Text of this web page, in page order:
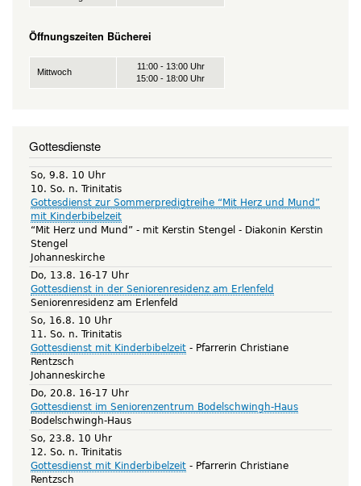
Öffnungszeiten Bücherei
Mittwoch
11:00 - 13:00 Uhr
15:00 - 18:00 Uhr
Gottesdienste
So, 9.8. 10 Uhr
10. So. n. Trinitatis
Gottesdienst zur Sommerpredigtreihe “Mit Herz und Mund”
mit Kinderbibelzeit
“Mit Herz und Mund” - mit Kerstin Stengel
Diakonin Kerstin
Stengel
Johanneskirche
Do, 13.8. 16-17 Uhr
Gottesdienst in der Seniorenresidenz am Erlenfeld
Seniorenresidenz am Erlenfeld
So, 16.8. 10 Uhr
11. So. n. Trinitatis
Gottesdienst mit Kinderbibelzeit
Pfarrerin Christiane
Rentzsch
Johanneskirche
Do, 20.8. 16-17 Uhr
Gottesdienst im Seniorenzentrum Bodelschwingh-Haus
Bodelschwingh-Haus
So, 23.8. 10 Uhr
12. So. n. Trinitatis
Gottesdienst mit Kinderbibelzeit
Pfarrerin Christiane
Rentzsch